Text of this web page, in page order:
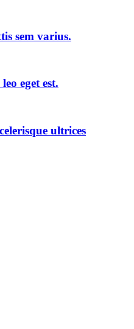
sem varius.
eget est.
ultrices